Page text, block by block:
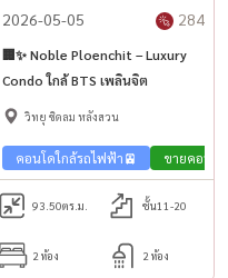
ขายคอนโด สุขุมวิท 🏢 คอนโด
2026-05-05 284
🏢✨ Noble Ploenchit – Luxury
Condo ใกล้ BTS เพลินจิต
วิทยุ ชิดลม หลังสวน
คอนโดใกล้รถไฟฟ้า🚈 ขายคอนโ
93.50ตร.ม. ชั้น11-20
2 ห้อง 2 ห้อง